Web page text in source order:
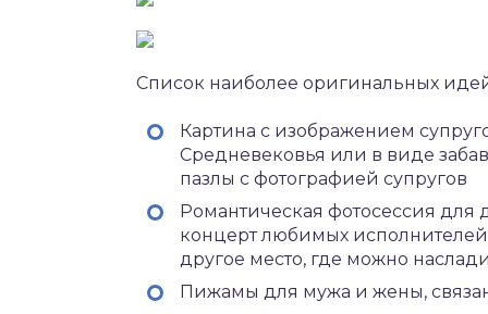
Список наиболее оригинальных
Картина с изображением
Средневековья или в виде
пазлы с фотографией супругов
Романтическая фотосессия для
концерт любимых
другое место, где можно
Пижамы для мужа и жены,